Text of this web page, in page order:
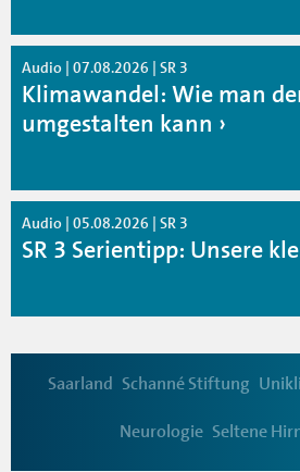
Audio | 07.08.2026 | SR 3
Klimawandel: Wie man
umgestalten kann
Audio | 05.08.2026 | SR 3
SR 3 Serientipp: Unsere
Saarland Schanné Stiftung
Neurologie Seltene